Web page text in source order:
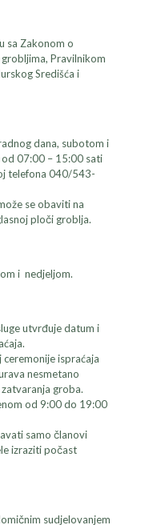
sa Zakonom o
Pravilnikom
Središća i
dana, subotom i
07:00 – 15:00 sati
telefona 040/543-
se obaviti na
ploči groblja.
i nedjeljom.
utvrđuje datum i
ispraćaja
nesmetano
groba.
od 9:00 do 19:00
samo članovi
izraziti počast
sudjelovanjem